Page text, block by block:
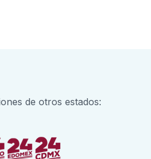
de otros estados: